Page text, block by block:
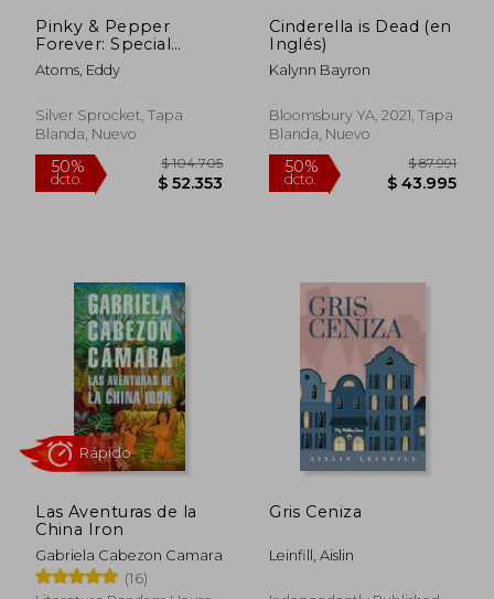
Pinky & Pepper
Forever: Special
Edition (en Inglés)
Atoms, Eddy
Silver Sprocket, Tapa
Blanda, Nuevo
Cinderella is Dead (en
Inglés)
Kalynn Bayron
Bloomsbury YA, 2021, Tapa
Blanda, Nuevo
Las Aventuras de la
China Iron
Gabriela Cabezon Camara
(16)
Gris Ceniza
Leinfill, Aislin